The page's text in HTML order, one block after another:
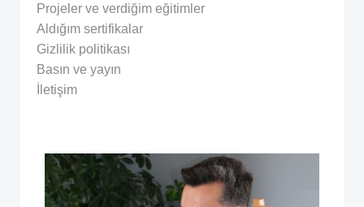
Projeler ve verdiğim eğitimler
Aldığım sertifikalar
Gizlilik politikası
Basın ve yayın
İletişim